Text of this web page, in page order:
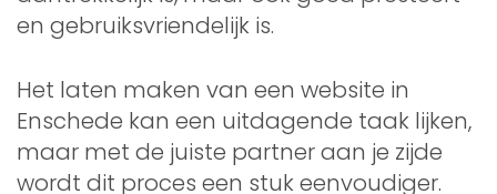
en gebruiksvriendelijk is.
Het laten maken van een website in
Enschede kan een uitdagende taak lijken,
maar met de juiste partner aan je zijde
wordt dit proces een stuk eenvoudiger.